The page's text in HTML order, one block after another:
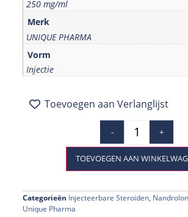
250 mg/ml
Merk
UNIQUE PHARMA
Vorm
Injectie
Toevoegen aan Verlanglijst
- +
TOEVOEGEN AAN
Categorieën Injecteerbare Steroiden,
Unique Pharma